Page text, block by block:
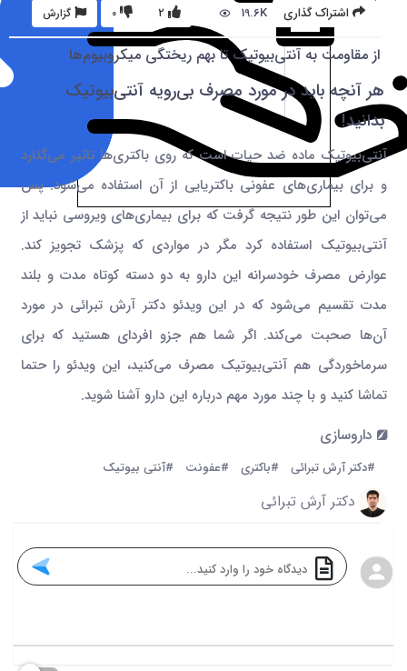
اشتراک گذاری 19.6K گزارش 0 2
از مقاومت به آنتی‌بیوتیک تا بهم ریختگی میکروبیوم‌ها
هر آنچه باید در مورد مصرف بی‌رویه آنتی‌بیوتیک
بدانید!
آنتی‌بیوتیک‌ ماده ضد حیات است که روی باکتری‌ها تاثیر می‌گذارد
و برای بیماری‌های عفونی باکتریایی از آن استفاده می‌شود. پس
می‌توان این طور نتیجه گرفت که برای بیماری‌های ویروسی نباید از
آنتی‌بیوتیک استفاده کرد مگر در مواردی که پزشک تجویز کند.
عوارض مصرف خودسرانه این دارو به دو دسته کوتاه مدت و بلند
مدت تقسیم می‌شود که در این ویدئو دکتر آرش تبرائی در مورد
آن‌ها صحبت می‌کند. اگر شما هم جزو افردای هستید که برای
سرماخوردگی هم آنتی‌بیوتیک مصرف می‌کنید، این ویدئو را حتما
تماشا کنید و با چند مورد مهم درباره این دارو آشنا شوید.
داروسازی
#دکتر آرش تبرائی #باکتری #عفونت #آنتی بیوتیک
دکتر آرش تبرائی